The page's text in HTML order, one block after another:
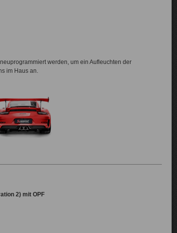
werden, um ein Aufleuchten der
im Haus an.
2) mit OPF